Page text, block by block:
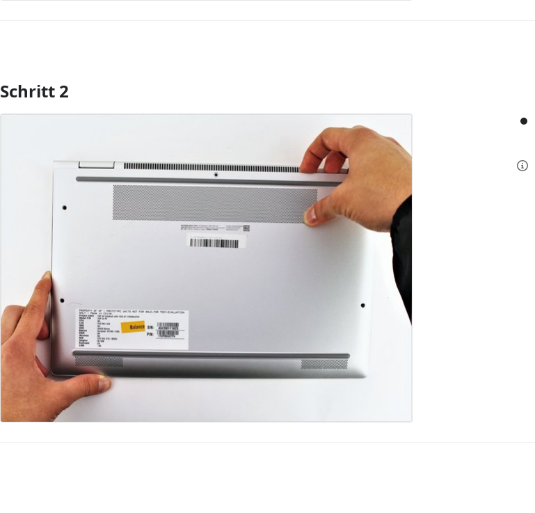
Kommentar hinzufügen
Schritt 2